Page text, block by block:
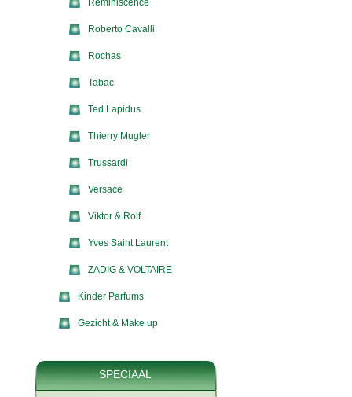
Reminiscence
Roberto Cavalli
Rochas
Tabac
Ted Lapidus
Thierry Mugler
Trussardi
Versace
Viktor & Rolf
Yves Saint Laurent
ZADIG & VOLTAIRE
Kinder Parfums
Gezicht & Make up
SPECIAAL